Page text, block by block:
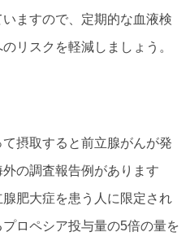
ますので、定期的な血液検
リスクを軽減しましょう。
摂取すると前立腺がんが発
の調査報告例があります
肥大症を患う人に限定され
ロペシア投与量の5倍の量を